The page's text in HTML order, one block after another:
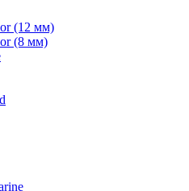
(12 мм)
(8 мм)